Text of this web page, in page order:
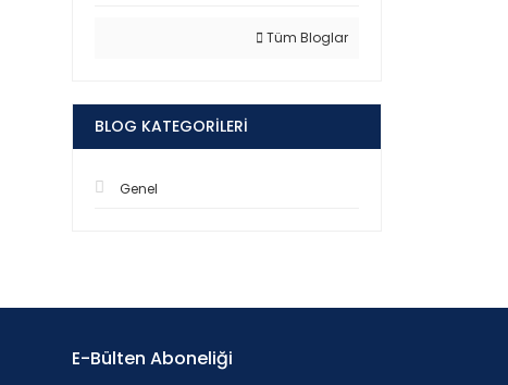
Tüm Bloglar
BLOG KATEGORILERI
Genel
E-Bülten Aboneliği